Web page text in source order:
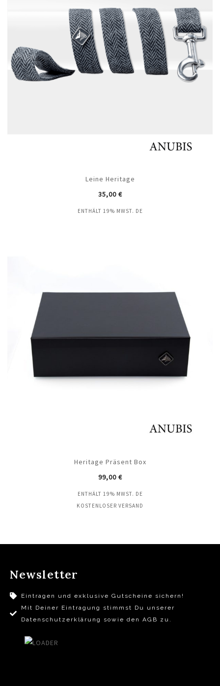
Leine Heritage
35,00 €
ENTHÄLT 19% MWST. DE
Heritage Präsent Box
99,00 €
ENTHÄLT 19% MWST. DE
KOSTENLOSER VERSAND
Newsletter
Eintragen und exklusive Gutscheine sichern!
Mit Deiner Eintragung stimmst Du unserer
Datenschutzerklärung sowie den AGB zu.